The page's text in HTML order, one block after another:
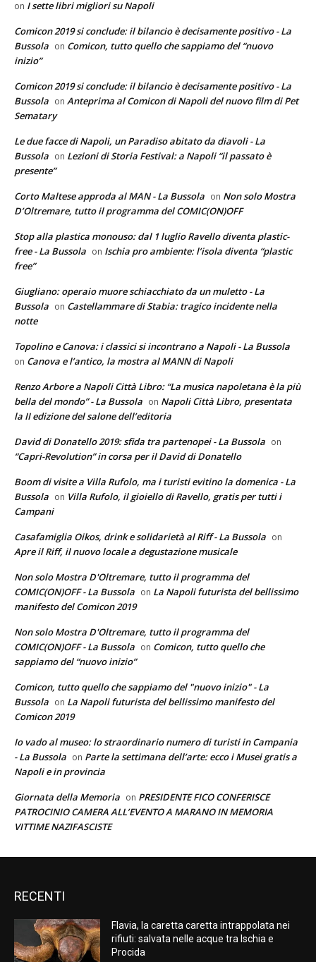
on I sette libri migliori su Napoli
Comicon 2019 si conclude: il bilancio è decisamente positivo - La
Bussola on Comicon, tutto quello che sappiamo del “nuovo
inizio”
Comicon 2019 si conclude: il bilancio è decisamente positivo - La
Bussola on Anteprima al Comicon di Napoli del nuovo film di Pet
Sematary
Le due facce di Napoli, un Paradiso abitato da diavoli - La
Bussola on Lezioni di Storia Festival: a Napoli “il passato è
presente”
Corto Maltese approda al MAN - La Bussola on Non solo Mostra
D’Oltremare, tutto il programma del COMIC(ON)OFF
Stop alla plastica monouso: dal 1 luglio Ravello diventa plastic-
free - La Bussola on Ischia pro ambiente: l’isola diventa “plastic
free”
Giugliano: operaio muore schiacchiato da un muletto - La
Bussola on Castellammare di Stabia: tragico incidente nella
notte
Topolino e Canova: i classici si incontrano a Napoli - La Bussola
on Canova e l’antico, la mostra al MANN di Napoli
Renzo Arbore a Napoli Città Libro: “La musica napoletana è la più
bella del mondo” - La Bussola on Napoli Città Libro, presentata
la II edizione del salone dell’editoria
David di Donatello 2019: sfida tra partenopei - La Bussola on
“Capri-Revolution” in corsa per il David di Donatello
Boom di visite a Villa Rufolo, ma i turisti evitino la domenica - La
Bussola on Villa Rufolo, il gioiello di Ravello, gratis per tutti i
Campani
Casafamiglia Oikos, drink e solidarietà al Riff - La Bussola on
Apre il Riff, il nuovo locale a degustazione musicale
Non solo Mostra D'Oltremare, tutto il programma del
COMIC(ON)OFF - La Bussola on La Napoli futurista del bellissimo
manifesto del Comicon 2019
Non solo Mostra D'Oltremare, tutto il programma del
COMIC(ON)OFF - La Bussola on Comicon, tutto quello che
sappiamo del “nuovo inizio”
Comicon, tutto quello che sappiamo del "nuovo inizio" - La
Bussola on La Napoli futurista del bellissimo manifesto del
Comicon 2019
Io vado al museo: lo straordinario numero di turisti in Campania
- La Bussola on Parte la settimana dell’arte: ecco i Musei gratis a
Napoli e in provincia
Giornata della Memoria on PRESIDENTE FICO CONFERISCE
PATROCINIO CAMERA ALL’EVENTO A MARANO IN MEMORIA
VITTIME NAZIFASCISTE
RECENTI
Flavia, la caretta caretta intrappolata nei
rifiuti: salvata nelle acque tra Ischia e
Procida